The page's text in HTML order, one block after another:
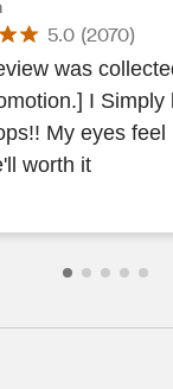
5.0 (2070)
was
I Simply
My eyes feel
worth it